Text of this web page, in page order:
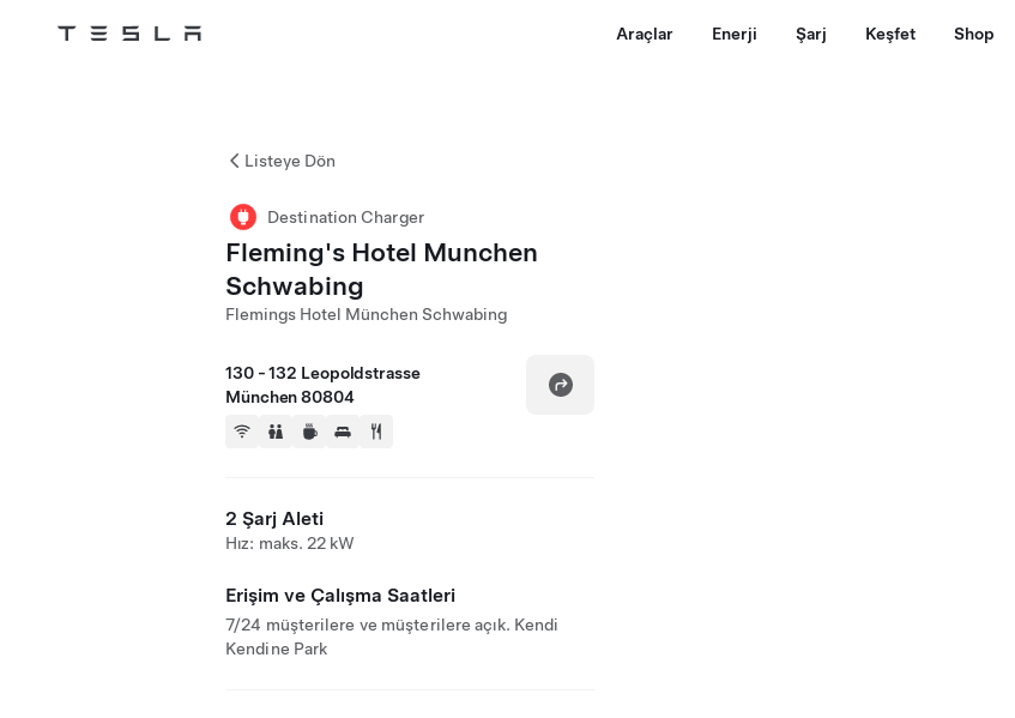
Tesla Araçlar Enerji Şarj Keşfet Shop
Listeye Dön
Destination Charger
Fleming's Hotel Munchen
Schwabing
Flemings Hotel München Schwabing
130 - 132 Leopoldstrasse
München 80804
2 Şarj Aleti
Hız: maks. 22 kW
Erişim ve Çalışma Saatleri
7/24 müşterilere ve müşterilere açık. Kendi
Kendine Park